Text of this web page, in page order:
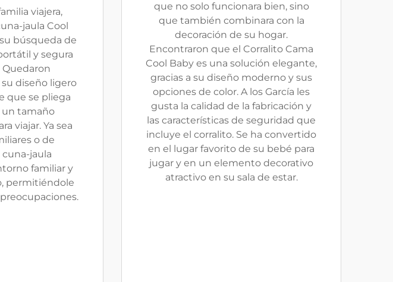
viajera,
jaula Cool
búsqueda de
y segura
Quedaron
diseño ligero
que se pliega
un tamaño
viajar. Ya sea
o de
cuna-jaula
familiar y
permitiéndole
que no solo funcionara bien, sino
que también combinara con la
decoración de su hogar.
Encontraron que el Corralito Cama
Cool Baby es una solución elegante,
gracias a su diseño moderno y sus
opciones de color. A los García les
gusta la calidad de la fabricación y
las características de seguridad que
incluye el corralito. Se ha convertido
en el lugar favorito de su bebé para
jugar y en un elemento decorativo
atractivo en su sala de estar.